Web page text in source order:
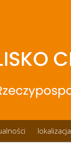
lokalizacja